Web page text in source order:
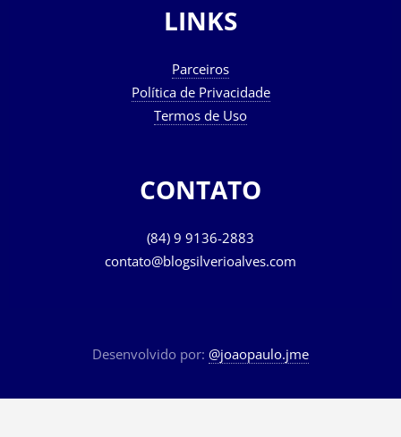
LINKS
Parceiros
Política de Privacidade
Termos de Uso
CONTATO
(84) 9 9136-2883
contato@blogsilverioalves.com
Desenvolvido por: @joaopaulo.jme